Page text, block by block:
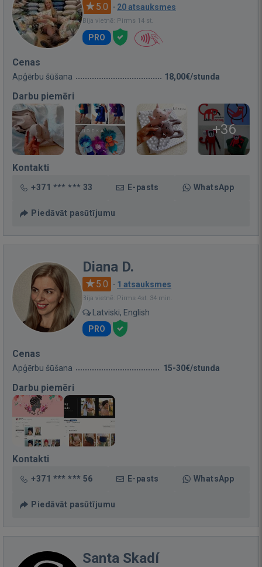
5.0 · 20 atsauksmes
Bija vietnē: Pirms 14 st.
PRO
Cenas
Apģērbu šūšana 18,00€/stunda
Darbu piemēri
+36
Kontakti
+371 *** *** 33 E-pasts WhatsApp
Piedāvāt pasūtījumu
Diana D.
5.0 · 1 atsauksmes
Bija vietnē: Pirms 4st. 34 min.
Latviski, English
PRO
Cenas
Apģērbu šūšana 15-30€/stunda
Darbu piemēri
Kontakti
+371 *** *** 56 E-pasts WhatsApp
Piedāvāt pasūtījumu
Santa Skadí